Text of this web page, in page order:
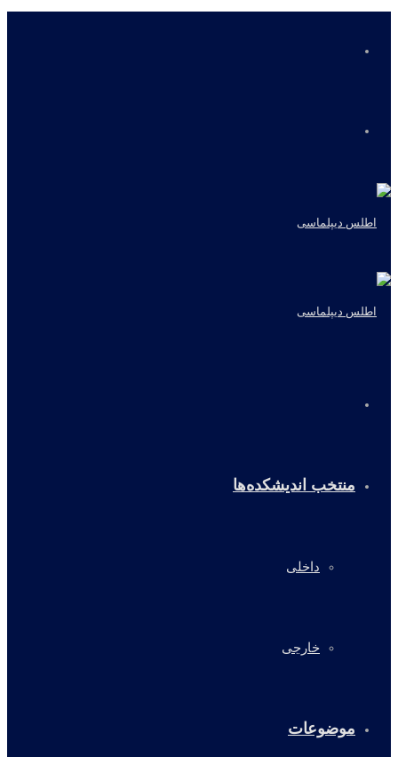
منتخب اندیشکده‌ها
داخلی
خارجی
موضوعات